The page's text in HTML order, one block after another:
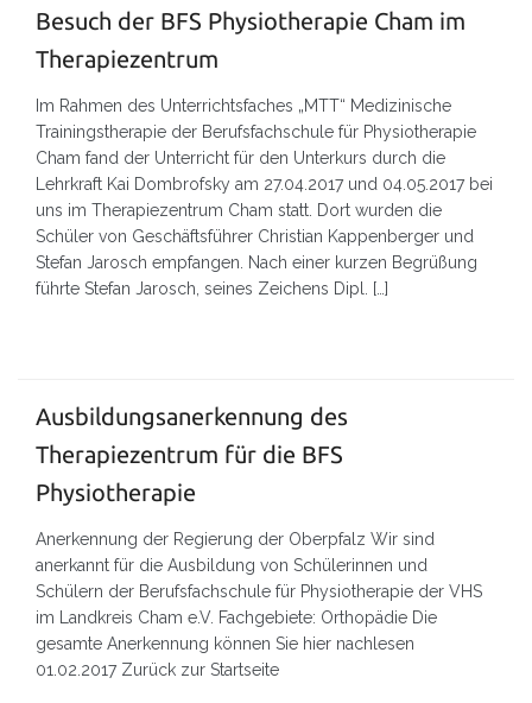
Besuch der BFS Physiotherapie Cham im
Therapiezentrum
Im Rahmen des Unterrichtsfaches „MTT“ Medizinische
Trainingstherapie der Berufsfachschule für Physiotherapie
Cham fand der Unterricht für den Unterkurs durch die
Lehrkraft Kai Dombrofsky am 27.04.2017 und 04.05.2017 bei
uns im Therapiezentrum Cham statt. Dort wurden die
Schüler von Geschäftsführer Christian Kappenberger und
Stefan Jarosch empfangen. Nach einer kurzen Begrüßung
führte Stefan Jarosch, seines Zeichens Dipl. […]
Ausbildungsanerkennung des
Therapiezentrum für die BFS
Physiotherapie
Anerkennung der Regierung der Oberpfalz Wir sind
anerkannt für die Ausbildung von Schülerinnen und
Schülern der Berufsfachschule für Physiotherapie der VHS
im Landkreis Cham e.V. Fachgebiete: Orthopädie Die
gesamte Anerkennung können Sie hier nachlesen
01.02.2017 Zurück zur Startseite